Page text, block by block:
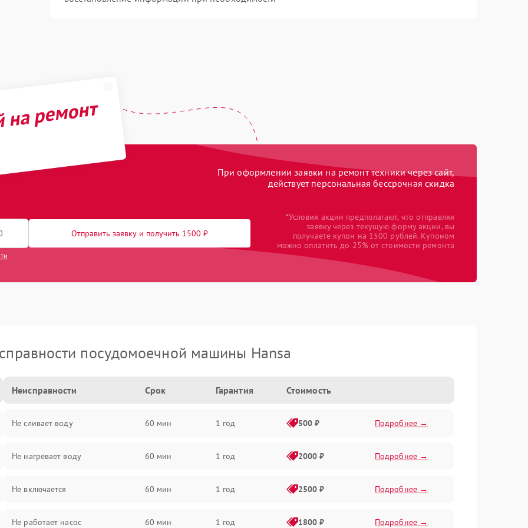
ремонт
При оформлении заявки на ремонт техники через сайт,
действует персональная бессрочная скидка
Отправить заявку и получить 1500 ₽
*Условия акции предполагают, что отправляя
заявку через текущую форму акции, вы
получаете купон на 1500 рублей. Купоном
можно оплатить до 25% от стоимости ремонта
посудомоечной машины Hansa
Неисправности Срок Гарантия Стоимость
Не сливает воду 60 мин 1 год 500 ₽ Подробнее →
Не нагревает воду 60 мин 1 год 2000 ₽ Подробнее →
Не включается 60 мин 1 год 2500 ₽ Подробнее →
Не работает насос 60 мин 1 год 1800 ₽ Подробнее →